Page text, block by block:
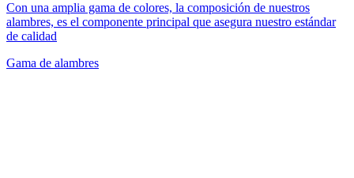
Con una amplia gama de colores, la composición de nuestros
alambres, es el componente principal que asegura nuestro estándar
de calidad
Gama de alambres